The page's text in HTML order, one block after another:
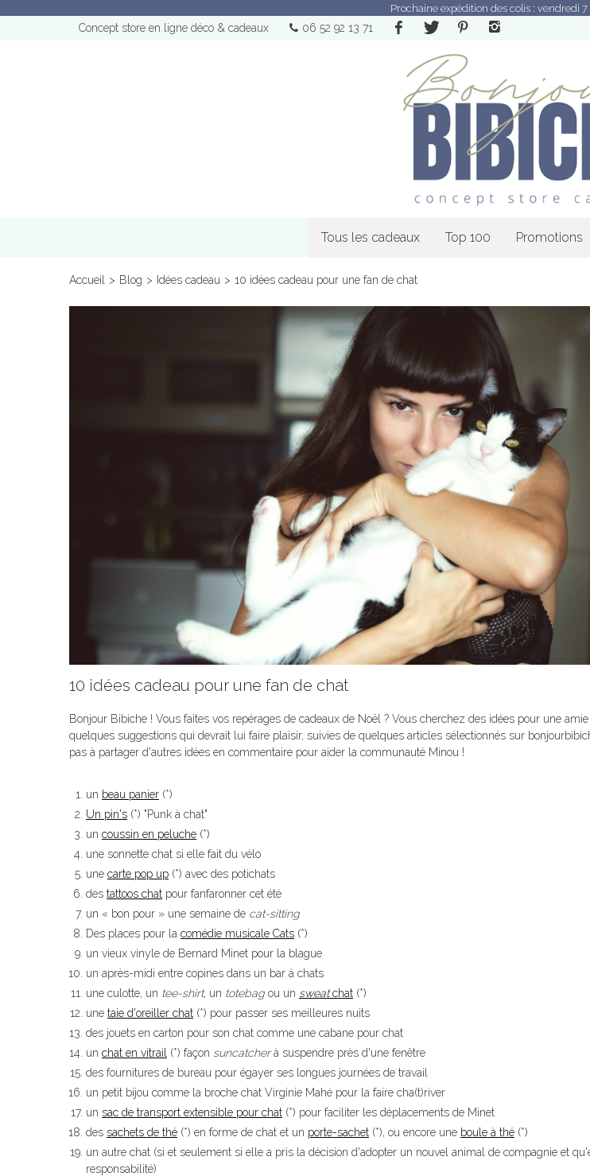
Prochaine expédition des colis : vendredi
Concept store en ligne déco & cadeaux 06 52 92 13 71
Tous les cadeaux Top 100 Promotions
Accueil > Blog > Idées cadeau > 10 idées cadeau pour une fan de chat
10 idées cadeau pour une fan de chat
Bonjour Bibiche ! Vous faites vos repérages de cadeaux de Noël ? Vous cherchez des idées pour une
quelques suggestions qui devrait lui faire plaisir, suivies de quelques articles sélectionnés sur
pas à partager d'autres idées en commentaire pour aider la communauté Minou !
un beau panier (*)
Un pin's (*) "Punk à chat"
un coussin en peluche (*)
une sonnette chat si elle fait du vélo
une carte pop up (*) avec des potichats
des tattoos chat pour fanfaronner cet été
un « bon pour » une semaine de cat-sitting
Des places pour la comédie musicale Cats (*)
un vieux vinyle de Bernard Minet pour la blague
un après-midi entre copines dans un bar à chats
une culotte, un tee-shirt, un totebag ou un sweatchat (*)
une taie d'oreiller chat (*) pour passer ses meilleures nuits
des jouets en carton pour son chat comme une cabane pour chat
un chat en vitrail (*) façon suncatcherà suspendre près d'une fenêtre
des fournitures de bureau pour égayer ses longues journées de travail
un petit bijou comme la broche chat Virginie Mahé pour la faire cha(t)river
un sac de transport extensible pour chat (*) pour faciliter les déplacements de Minet
des sachets de thé (*) en forme de chat et un porte-sachet (*), ou encore une boule à thé (*)
un autre chat (si et seulement si elle a pris la décision d'adopter un nouvel animal de compagnie et
responsabilité)